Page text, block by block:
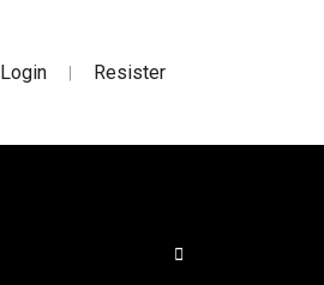
Login | Resister